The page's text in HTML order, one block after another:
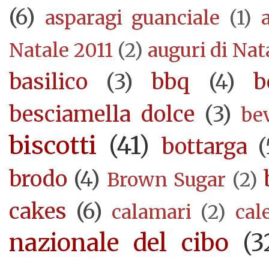
(6) asparagi guanciale (1)
Natale 2011 (2) auguri di
basilico (3) bbq (4)
besciamella dolce (3)
biscotti (41) bottarga
brodo (4) Brown Sugar (2)
cakes (6) calamari (2)
nazionale del cibo